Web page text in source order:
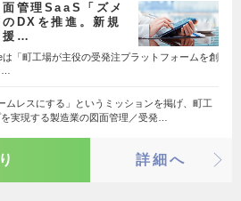
管理SaaS「ズメ
DXを推進。新規
援…
「町工場が主役の受発注プラットフォームを創
ムレスにする」というミッションを掲げ、町工
実現する製造業の図面管理／受発…
詳細へ